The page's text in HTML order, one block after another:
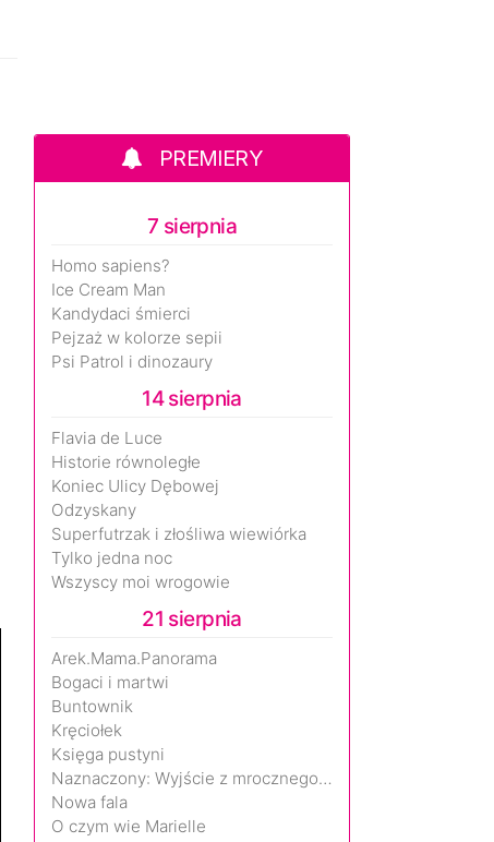
PREMIERY
7 sierpnia
Homo sapiens?
Ice Cream Man
Kandydaci śmierci
Pejzaż w kolorze sepii
Psi Patrol i dinozaury
14 sierpnia
Flavia de Luce
Historie równoległe
Koniec Ulicy Dębowej
Odzyskany
Superfutrzak i złośliwa wiewiórka
Tylko jedna noc
Wszyscy moi wrogowie
21 sierpnia
Arek.Mama.Panorama
Bogaci i martwi
Buntownik
Kręciołek
Księga pustyni
Naznaczony: Wyjście z mrocznego wymiaru
Nowa fala
O czym wie Marielle